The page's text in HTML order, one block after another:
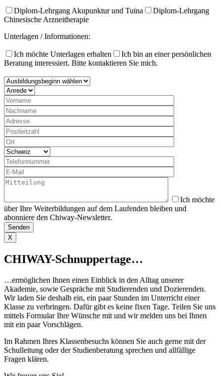
Diplom-Lehrgang Akupunktur und Tuina
Diplom-Lehrgang
Chinesische Arzneitherapie
Unterlagen / Informationen:
Ich möchte Unterlagen erhalten
Ich bin an einer persönlichen
Beratung interessiert. Bitte kontaktieren Sie mich.
Ich möchte
über Ihre Weiterbildungen auf dem Laufenden bleiben und
abonniere den Chiway-Newsletter.
X
CHIWAY-Schnuppertage…
…ermöglichen Ihnen einen Einblick in den Alltag unserer
Akademie, sowie Gespräche mit Studierenden und Dozierenden.
Wir laden Sie deshalb ein, ein paar Stunden im Unterricht einer
Klasse zu verbringen. Dafür gibt es keine fixen Tage. Teilen Sie uns
mittels Formular Ihre Wünsche mit und wir melden uns bei Ihnen
mit ein paar Vorschlägen. ​
Im Rahmen Ihres Klassenbesuchs können Sie auch gerne mit der
Schulleitung oder der Studienberatung sprechen und allfällige
Fragen klären.